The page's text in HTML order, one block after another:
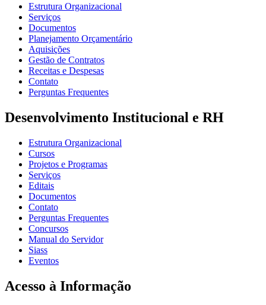
Estrutura Organizacional
Serviços
Documentos
Planejamento Orçamentário
Aquisições
Gestão de Contratos
Receitas e Despesas
Contato
Perguntas Frequentes
Desenvolvimento Institucional e RH
Estrutura Organizacional
Cursos
Projetos e Programas
Serviços
Editais
Documentos
Contato
Perguntas Frequentes
Concursos
Manual do Servidor
Siass
Eventos
Acesso à Informação